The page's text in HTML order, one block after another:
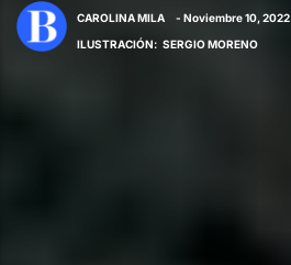
CAROLINA MILA
- Noviembre 10, 2022
ILUSTRACIÓN: SERGIO MORENO